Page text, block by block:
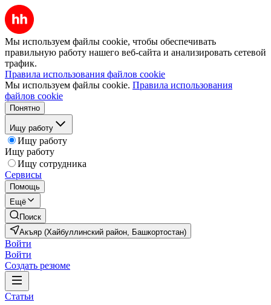
Мы используем файлы cookie, чтобы обеспечивать
правильную работу нашего веб-сайта и анализировать сетевой
трафик.
Правила использования файлов cookie
Мы используем файлы cookie. Правила использования
файлов cookie
Понятно
Ищу работу
Ищу работу
Ищу работу
Ищу сотрудника
Сервисы
Помощь
Ещё
Поиск
Акъяр (Хайбуллинский район, Башкортостан)
Войти
Войти
Создать резюме
Статьи